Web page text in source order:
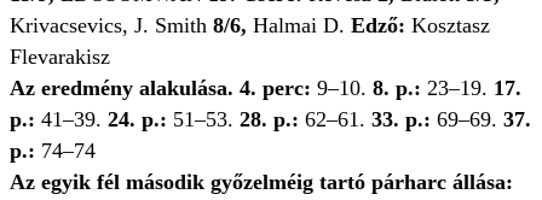
Krivacsevics, J. Smith 8/6, Halmai D. Edző: Kosztasz
Flevarakisz
Az eredmény alakulása. 4. perc: 9–10. 8. p.: 23–19. 17.
p.: 41–39. 24. p.: 51–53. 28. p.: 62–61. 33. p.: 69–69. 37.
p.: 74–74
Az egyik fél második győzelméig tartó párharc állása: